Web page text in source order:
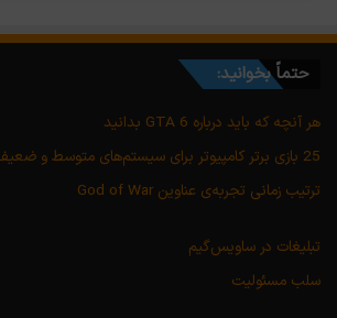
حتماً بخوانید:
هر آنچه که باید درباره GTA 6 بدانید
25 بازی برتر کامپیوتر برای سیستم‌های متوسط و ضعیف
ترتیب زمانی تجربه‌ی عناوین God of War
تبلیغات در ساویس‌گیم
سلب مسئولیت